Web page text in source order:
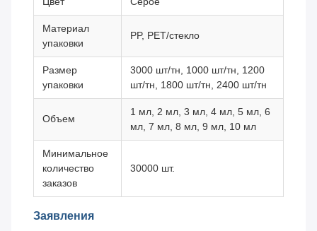
Материал
упаковки
PP, PET/стекло
Размер
упаковки
3000 шт/тн, 1000 шт/тн, 1200
шт/тн, 1800 шт/тн, 2400 шт/тн
Объем
1 мл, 2 мл, 3 мл, 4 мл, 5 мл, 6
мл, 7 мл, 8 мл, 9 мл, 10 мл
Минимальное
количество
заказов
30000 шт.
Заявления